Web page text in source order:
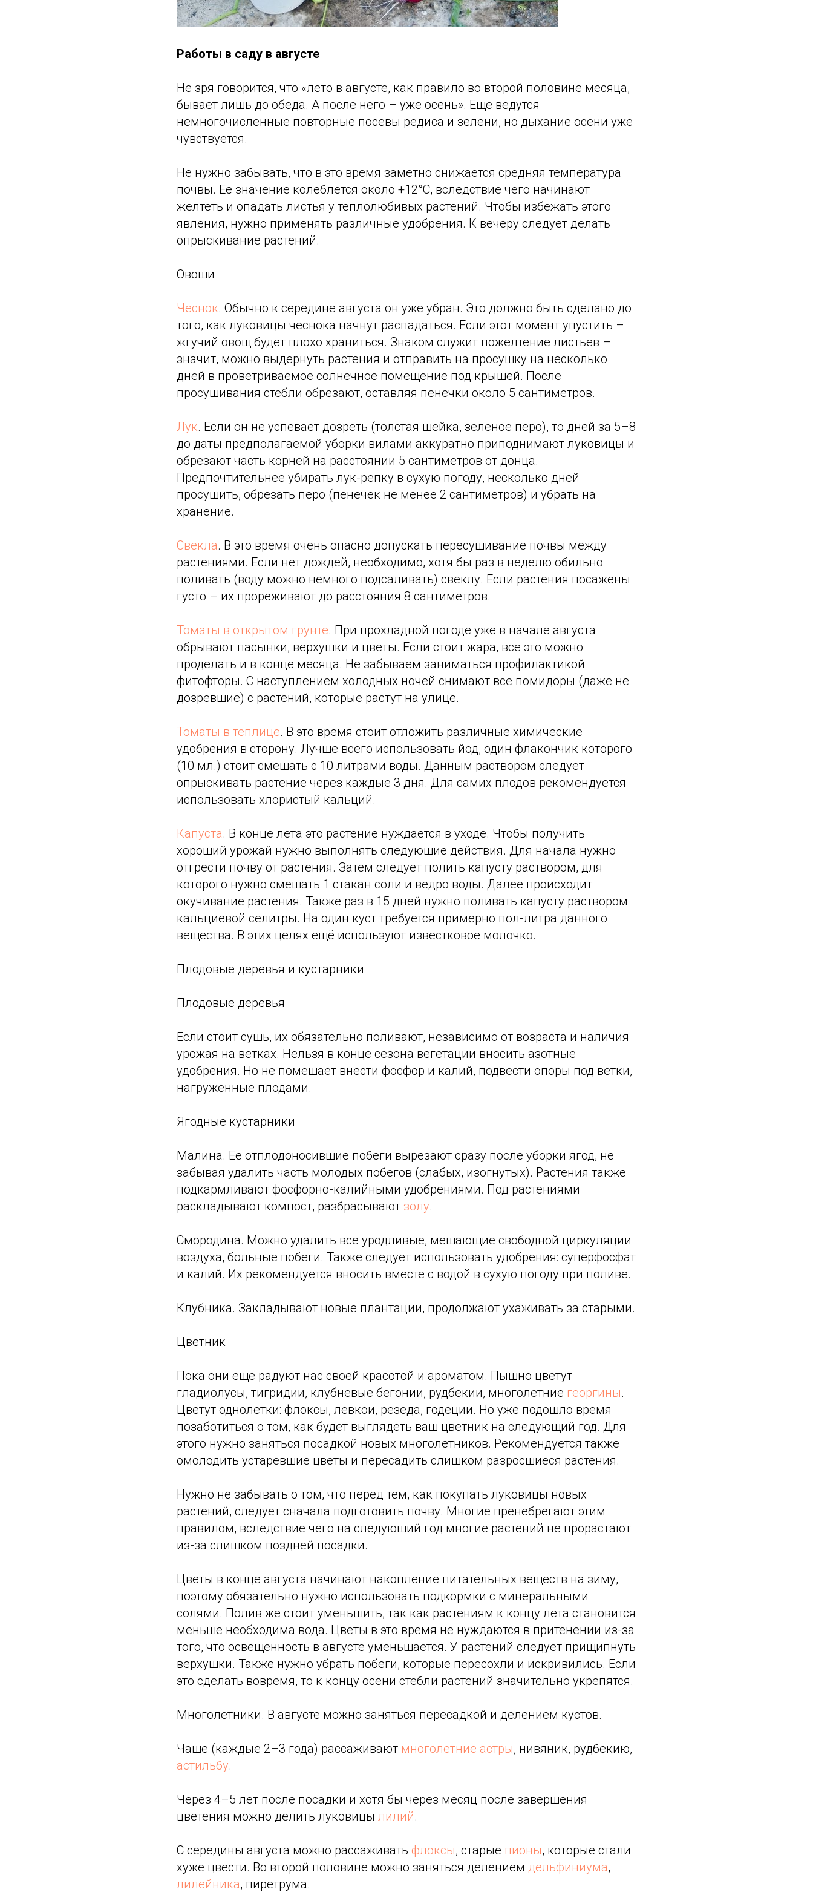
Работы в саду в августе
Не зря говорится, что «лето в августе, как правило во второй половине месяца,
бывает лишь до обеда. А после него – уже осень». Еще ведутся
немногочисленные повторные посевы редиса и зелени, но дыхание осени уже
чувствуется.
Не нужно забывать, что в это время заметно снижается средняя температура
почвы. Её значение колеблется около +12°C, вследствие чего начинают
желтеть и опадать листья у теплолюбивых растений. Чтобы избежать этого
явления, нужно применять различные удобрения. К вечеру следует делать
опрыскивание растений.
Овощи
Чеснок. Обычно к середине августа он уже убран. Это должно быть сделано до
того, как луковицы чеснока начнут распадаться. Если этот момент упустить –
жгучий овощ будет плохо храниться. Знаком служит пожелтение листьев –
значит, можно выдернуть растения и отправить на просушку на несколько
дней в проветриваемое солнечное помещение под крышей. После
просушивания стебли обрезают, оставляя пенечки около 5 сантиметров.
Лук. Если он не успевает дозреть (толстая шейка, зеленое перо), то дней за 5–8
до даты предполагаемой уборки вилами аккуратно приподнимают луковицы и
обрезают часть корней на расстоянии 5 сантиметров от донца.
Предпочтительнее убирать лук-репку в сухую погоду, несколько дней
просушить, обрезать перо (пенечек не менее 2 сантиметров) и убрать на
хранение.
Свекла. В это время очень опасно допускать пересушивание почвы между
растениями. Если нет дождей, необходимо, хотя бы раз в неделю обильно
поливать (воду можно немного подсаливать) свеклу. Если растения посажены
густо – их прореживают до расстояния 8 сантиметров.
Томаты в открытом грунте. При прохладной погоде уже в начале августа
обрывают пасынки, верхушки и цветы. Если стоит жара, все это можно
проделать и в конце месяца. Не забываем заниматься профилактикой
фитофторы. С наступлением холодных ночей снимают все помидоры (даже не
дозревшие) с растений, которые растут на улице.
Томаты в теплице. В это время стоит отложить различные химические
удобрения в сторону. Лучше всего использовать йод, один флакончик которого
(10 мл.) стоит смешать с 10 литрами воды. Данным раствором следует
опрыскивать растение через каждые 3 дня. Для самих плодов рекомендуется
использовать хлористый кальций.
Капуста. В конце лета это растение нуждается в уходе. Чтобы получить
хороший урожай нужно выполнять следующие действия. Для начала нужно
отгрести почву от растения. Затем следует полить капусту раствором, для
которого нужно смешать 1 стакан соли и ведро воды. Далее происходит
окучивание растения. Также раз в 15 дней нужно поливать капусту раствором
кальциевой селитры. На один куст требуется примерно пол-литра данного
вещества. В этих целях ещё используют известковое молочко.
Плодовые деревья и кустарники
Плодовые деревья
Если стоит сушь, их обязательно поливают, независимо от возраста и наличия
урожая на ветках. Нельзя в конце сезона вегетации вносить азотные
удобрения. Но не помешает внести фосфор и калий, подвести опоры под ветки,
нагруженные плодами.
Ягодные кустарники
Малина. Ее отплодоносившие побеги вырезают сразу после уборки ягод, не
забывая удалить часть молодых побегов (слабых, изогнутых). Растения также
подкармливают фосфорно-калийными удобрениями. Под растениями
раскладывают компост, разбрасывают золу.
Смородина. Можно удалить все уродливые, мешающие свободной циркуляции
воздуха, больные побеги. Также следует использовать удобрения: суперфосфат
и калий. Их рекомендуется вносить вместе с водой в сухую погоду при поливе.
Клубника. Закладывают новые плантации, продолжают ухаживать за старыми.
Цветник
Пока они еще радуют нас своей красотой и ароматом. Пышно цветут
гладиолусы, тигридии, клубневые бегонии, рудбекии, многолетние георгины.
Цветут однолетки: флоксы, левкои, резеда, годеции. Но уже подошло время
позаботиться о том, как будет выглядеть ваш цветник на следующий год. Для
этого нужно заняться посадкой новых многолетников. Рекомендуется также
омолодить устаревшие цветы и пересадить слишком разросшиеся растения.
Нужно не забывать о том, что перед тем, как покупать луковицы новых
растений, следует сначала подготовить почву. Многие пренебрегают этим
правилом, вследствие чего на следующий год многие растений не прорастают
из-за слишком поздней посадки.
Цветы в конце августа начинают накопление питательных веществ на зиму,
поэтому обязательно нужно использовать подкормки с минеральными
солями. Полив же стоит уменьшить, так как растениям к концу лета становится
меньше необходима вода. Цветы в это время не нуждаются в притенении из-за
того, что освещенность в августе уменьшается. У растений следует прищипнуть
верхушки. Также нужно убрать побеги, которые пересохли и искривились. Если
это сделать вовремя, то к концу осени стебли растений значительно укрепятся.
Многолетники. В августе можно заняться пересадкой и делением кустов.
Чаще (каждые 2–3 года) рассаживают многолетние астры, нивяник, рудбекию,
астильбу.
Через 4–5 лет после посадки и хотя бы через месяц после завершения
цветения можно делить луковицы лилий.
С середины августа можно рассаживать флоксы, старые пионы, которые стали
хуже цвести. Во второй половине можно заняться делением дельфиниума,
лилейника, пиретрума.